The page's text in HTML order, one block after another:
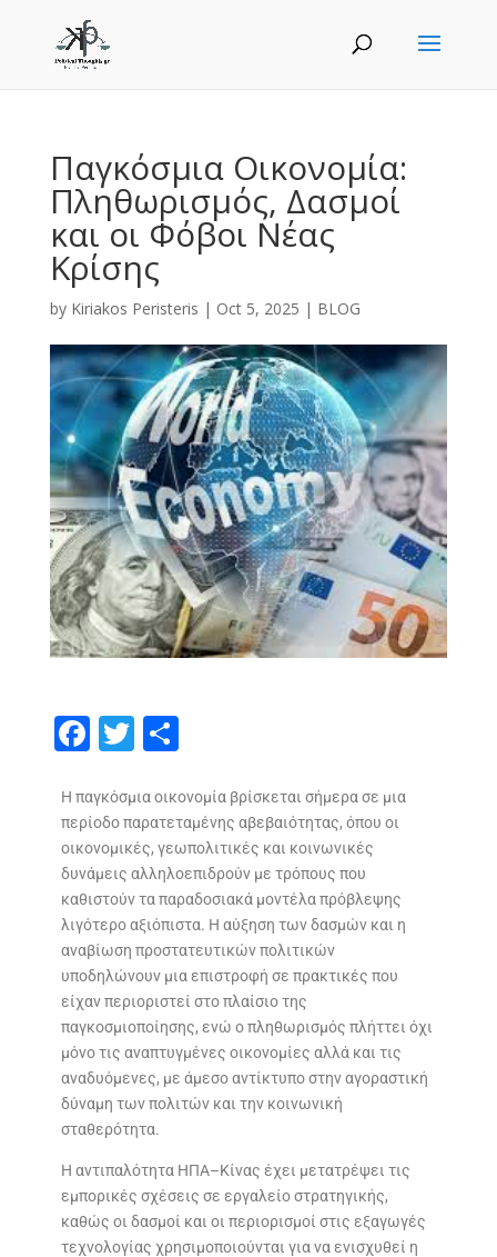
Παγκόσμια Οικονομία:
Πληθωρισμός, Δασμοί
και οι Φόβοι Νέας
Κρίσης
by Kiriakos Peristeris | Oct 5, 2025 | BLOG
F
e
b
o
o
k
T
itt
er
S
ar
e
Η παγκόσμια οικονομία βρίσκεται σήμερα σε μια
περίοδο παρατεταμένης αβεβαιότητας, όπου οι
οικονομικές, γεωπολιτικές και κοινωνικές
δυνάμεις αλληλοεπιδρούν με τρόπους που
καθιστούν τα παραδοσιακά μοντέλα πρόβλεψης
λιγότερο αξιόπιστα. Η αύξηση των δασμών και η
αναβίωση προστατευτικών πολιτικών
υποδηλώνουν μια επιστροφή σε πρακτικές που
είχαν περιοριστεί στο πλαίσιο της
παγκοσμιοποίησης, ενώ ο πληθωρισμός πλήττει όχι
μόνο τις αναπτυγμένες οικονομίες αλλά και τις
αναδυόμενες, με άμεσο αντίκτυπο στην αγοραστική
δύναμη των πολιτών και την κοινωνική
σταθερότητα.
Η αντιπαλότητα ΗΠΑ–Κίνας έχει μετατρέψει τις
εμπορικές σχέσεις σε εργαλείο στρατηγικής,
καθώς οι δασμοί και οι περιορισμοί στις εξαγωγές
τεχνολογίας χρησιμοποιούνται για να ενισχυθεί η